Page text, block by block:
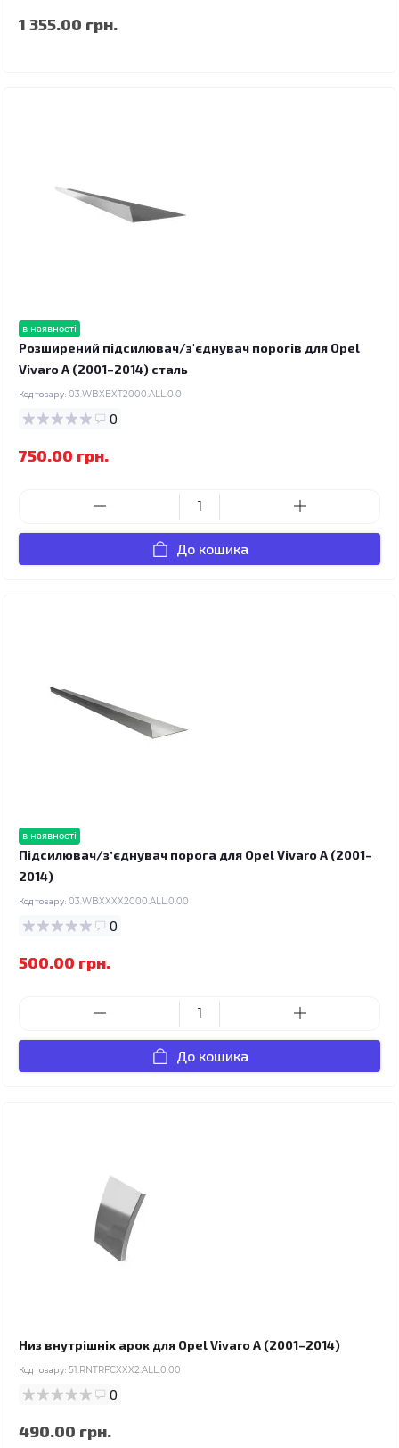
1 355.00 грн.
в наявності
Розширений підсилювач/з'єднувач порогів для Opel
Vivaro A (2001–2014) сталь
Код товару: 03.WBXEXT2000.ALL.0.0
0
750.00 грн.
До кошика
в наявності
Підсилювач/зʼєднувач порога для Opel Vivaro A (2001–
2014)
Код товару: 03.WBXXXX2000.ALL.0.00
0
500.00 грн.
До кошика
Низ внутрішніх арок для Opel Vivaro A (2001–2014)
Код товару: 51.RNTRFCXXX2.ALL.0.00
0
490.00 грн.